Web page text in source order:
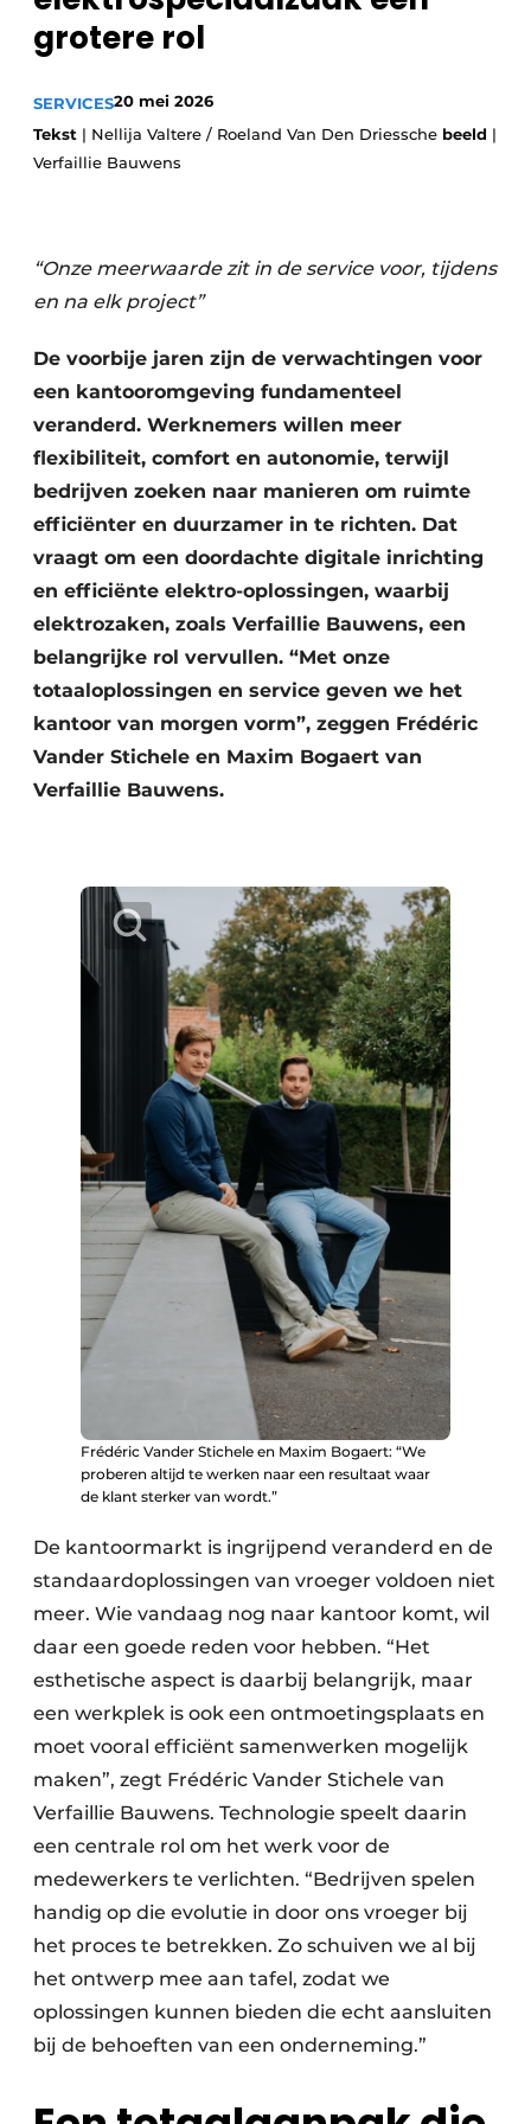
Privacy / Cookie statement
Vacatures
Video’s
grotere rol
SERVICES20 mei 2026
Tekst | Nellija Valtere / Roeland Van Den Driessche beeld |
Verfaillie Bauwens
“Onze meerwaarde zit in de service voor, tijdens
en na elk project”
De voorbije jaren zijn de verwachtingen voor
een kantooromgeving fundamenteel
veranderd. Werknemers willen meer
flexibiliteit, comfort en autonomie, terwijl
bedrijven zoeken naar manieren om ruimte
efficiënter en duurzamer in te richten. Dat
vraagt om een doordachte digitale inrichting
en efficiënte elektro-oplossingen, waarbij
elektrozaken, zoals Verfaillie Bauwens, een
belangrijke rol vervullen. “Met onze
totaaloplossingen en service geven we het
kantoor van morgen vorm”, zeggen Frédéric
Vander Stichele en Maxim Bogaert van
Verfaillie Bauwens.
Frédéric Vander Stichele en Maxim Bogaert: “We
proberen altijd te werken naar een resultaat waar
de klant sterker van wordt.”
De kantoormarkt is ingrijpend veranderd en de
standaardoplossingen van vroeger voldoen niet
meer. Wie vandaag nog naar kantoor komt, wil
daar een goede reden voor hebben. “Het
esthetische aspect is daarbij belangrijk, maar
een werkplek is ook een ontmoetingsplaats en
moet vooral efficiënt samenwerken mogelijk
maken”, zegt Frédéric Vander Stichele van
Verfaillie Bauwens. Technologie speelt daarin
een centrale rol om het werk voor de
medewerkers te verlichten. “Bedrijven spelen
handig op die evolutie in door ons vroeger bij
het proces te betrekken. Zo schuiven we al bij
het ontwerp mee aan tafel, zodat we
oplossingen kunnen bieden die echt aansluiten
bij de behoeften van een onderneming.”